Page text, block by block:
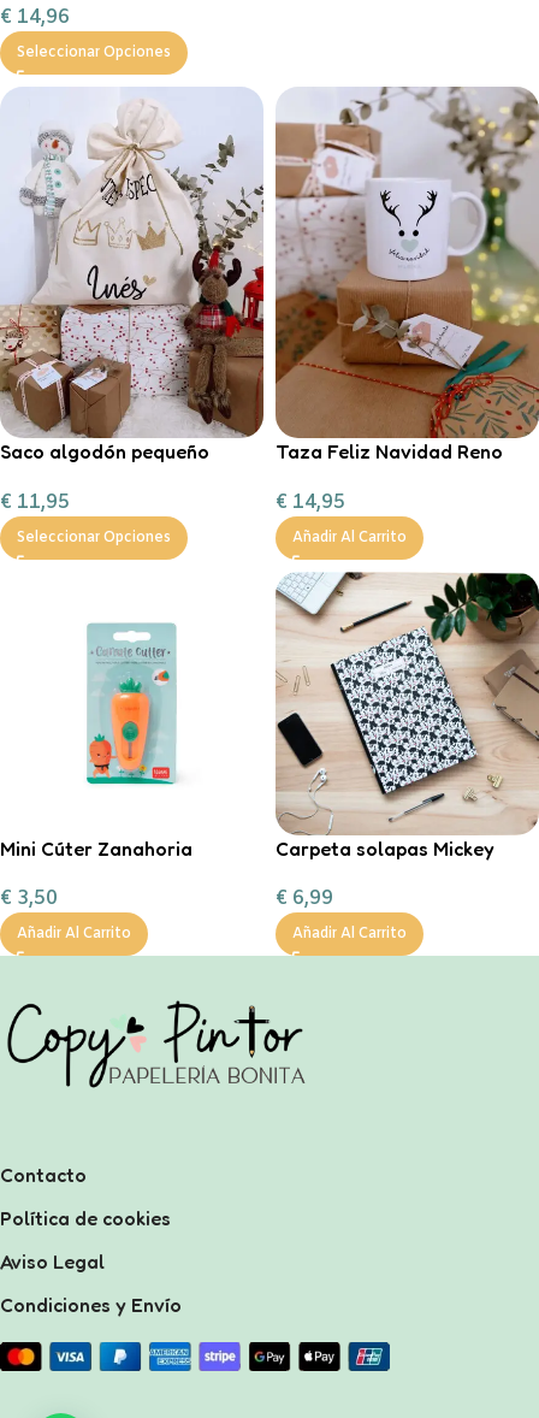
chocolate a la taza, nubes y
bastón de caramelo
€ 14,96
Seleccionar Opciones
Saco algodón pequeño
Magos”
€ 11,95
Seleccionar Opciones
Taza Feliz Navidad Reno
personalizable con
chocolate a la taza, nub
€ 14,95
Añadir Al Carrito
Mini Cúter Zanahoria
€ 3,50
Añadir Al Carrito
Carpeta solapas Mickey
€ 6,99
Añadir Al Carrito
Contacto
Política de cookies
Aviso Legal
Condiciones y Envío